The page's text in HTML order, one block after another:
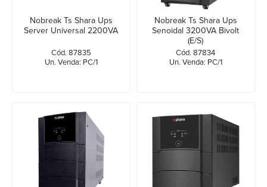
Nobreak Ts Shara Ups
Server Universal 2200VA
Cód. 87835
Un. Venda: PC/1
Nobreak Ts Shara Ups
Senoidal 3200VA Bivolt
(E/S)
Cód. 87834
Un. Venda: PC/1